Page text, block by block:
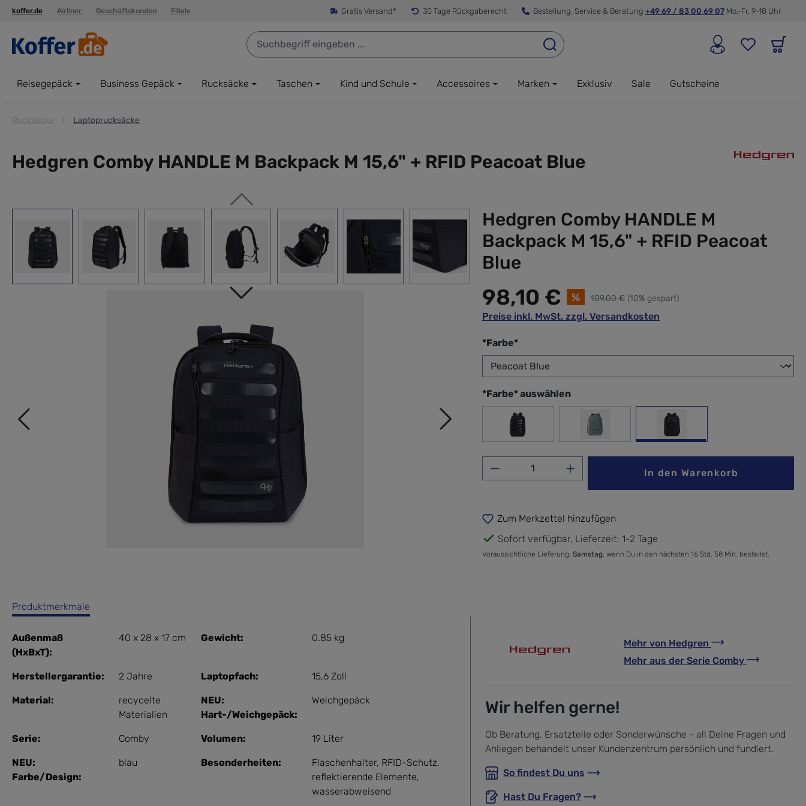
Zur Hauptnavigation springen
koffer.de Airliner Geschäftskunden Filiale Gratis Versand* 30 Tage Rückgaberecht Bestellung, Service & Beratung +49 69 / 83 00 69 07 Mo.-Fr. 9-18 Uhr
Reisegepäck Business Gepäck Rucksäcke Taschen Kind und Schule Accessoires Marken Exklusiv Sale Gutscheine
Rucksäcke Laptoprucksäcke
Hedgren Comby HANDLE M Backpack M 15,6" + RFID Peacoat Blue
Hedgren Comby HANDLE M
Backpack M 15,6" + RFID Peacoat
Blue
98,10 € % 109,00 € (10% gespart)
Preise inkl. MwSt. zzgl. Versandkosten
*Farbe*auswählen
*Farbe* auswählen
Black Grey-Green Peacoat Blue
Produkt Anzahl: Gib den gewünschten Wert ein
In den Warenkorb
Zum Merkzettel hinzufügen
Sofort verfügbar, Lieferzeit: 1-2 Tage
Voraussichtliche Lieferung: Samstag , wenn Du in den nächsten 16 Std. 58 Min. bestellst.
Produktmerkmale
Außenmaß
(HxBxT):
40 x 28 x 17 cm Gewicht: 0.85 kg
Herstellergarantie: 2 Jahre Laptopfach: 15,6 Zoll
Material:
recycelte
Materialien
NEU:
Hart-/Weichgepäck:
Weichgepäck
Serie: Comby Volumen: 19 Liter
NEU:
Farbe/Design:
blau Besonderheiten: Flaschenhalter, RFID-Schutz,
reflektierende Elemente,
wasserabweisend
Mehr von Hedgren
Mehr aus der Serie Comby
Wir helfen gerne!
Ob Beratung, Ersatzteile oder Sonderwünsche - all Deine Fragen und
Anliegen behandelt unser Kundenzentrum persönlich und fundiert.
So findest Du uns
Hast Du Fragen?